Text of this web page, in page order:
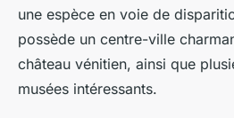
une espèce en voie de
possède un centre-ville
château vénitien, ainsi que
musées intéressants.